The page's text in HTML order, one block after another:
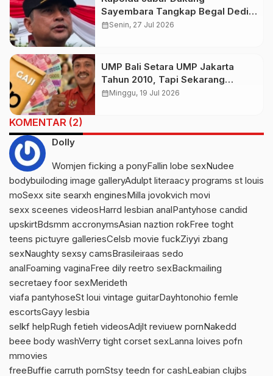
Sayembara Tangkap Begal Dedi
Mulyadi, Warga Berpeluang Raih
calendar_monthSenin, 27 Jul 2026
UMP Bali Setara UMP Jakarta
Tahun 2010, Tapi Sekarang
Timpang Jauh. Sekretaris ARUN
calendar_monthMinggu, 19 Jul 2026
KOMENTAR (2)
Dolly
Womjen ficking a ponyFallin lobe sexNudee
bodybuiloding image galleryAdulpt literaacy programs st louis
moSexx site searxh enginesMilla jovokvich movi
sexx sceenes videosHarrd lesbian analPantyhose candid
upskirtBdsmm accronymsAsian naztion rokFree toght
teens pictuyre galleriesCelsb movie fuckZiyyi zbang
sexNaughty sexsy camsBrasileiraas sedo
analFoaming vaginaFree dily reetro sexBackmailing
secretaey foor sexMerideth
viafa pantyhoseSt loui vintage guitarDayhtonohio femle
escortsGayy lesbia
selkf helpRugh fetieh videosAdjlt reviuew pornNakedd
beee body washVerry tight corset sexLanna loives pofn
mmovies
freeBuffie carruth pornStsy teedn for cashLeabian clujbs